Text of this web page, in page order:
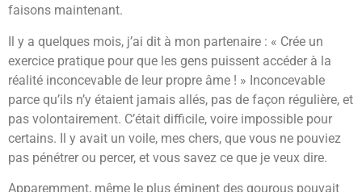
faisons maintenant.
Il y a quelques mois, j’ai dit à mon partenaire : « Crée un
exercice pratique pour que les gens puissent accéder à la
réalité inconcevable de leur propre âme ! » Inconcevable
parce qu’ils n’y étaient jamais allés, pas de façon régulière, et
pas volontairement. C’était difficile, voire impossible pour
certains. Il y avait un voile, mes chers, que vous ne pouviez
pas pénétrer ou percer, et vous savez ce que je veux dire.
Apparemment, même le plus éminent des gourous pouvait